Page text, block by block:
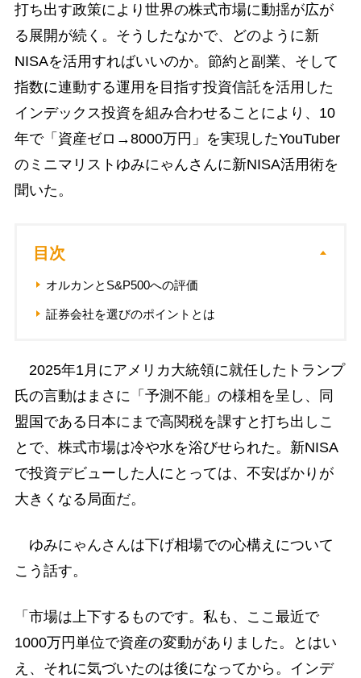
打ち出す政策により世界の株式市場に動揺が広が
る展開が続く。そうしたなかで、どのように新
NISAを活用すればいいのか。節約と副業、そして
指数に連動する運用を目指す投資信託を活用した
インデックス投資を組み合わせることにより、10
年で「資産ゼロ→8000万円」を実現したYouTuber
のミニマリストゆみにゃんさんに新NISA活用術を
聞いた。
目次
オルカンとS&P500への評価
証券会社を選びのポイントとは
2025年1月にアメリカ大統領に就任したトランプ
氏の言動はまさに「予測不能」の様相を呈し、同
盟国である日本にまで高関税を課すと打ち出しこ
とで、株式市場は冷や水を浴びせられた。新NISA
で投資デビューした人にとっては、不安ばかりが
大きくなる局面だ。
ゆみにゃんさんは下げ相場での心構えについて
こう話す。
「市場は上下するものです。私も、ここ最近で
1000万円単位で資産の変動がありました。とはい
え、それに気づいたのは後になってから。インデ